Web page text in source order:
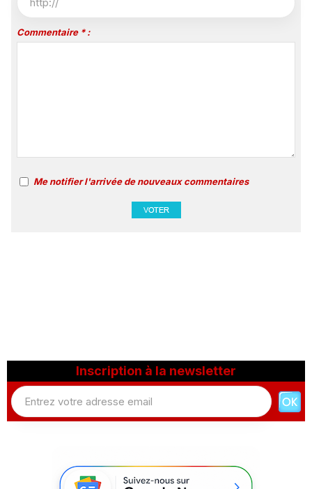
Commentaire * :
Me notifier l'arrivée de nouveaux commentaires
Inscription à la newsletter